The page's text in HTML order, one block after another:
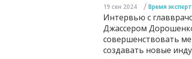
19 сен 2024 / Время
Интервью с
Джассером
совершенствовать
создавать новые